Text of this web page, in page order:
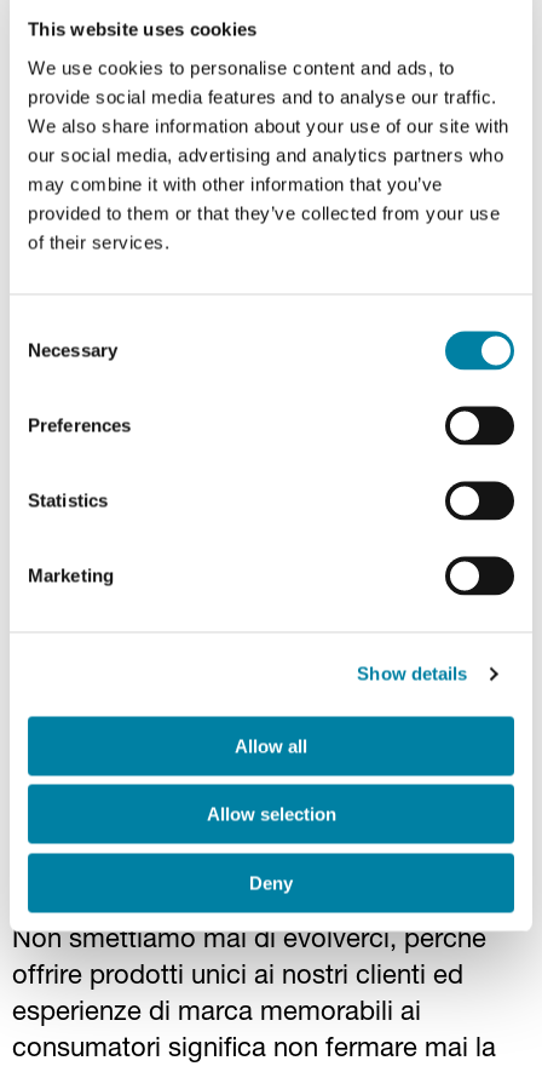
This website uses cookies
We use cookies to personalise content and ads, to
provide social media features and to analyse our traffic.
We also share information about your use of our site with
our social media, advertising and analytics partners who
may combine it with other information that you’ve
provided to them or that they’ve collected from your use
of their services.
Selection
Necessary
Preferences
Statistics
Marketing
Show details
Allow all
Allow selection
Deny
realizzare i loro obiettivi.
SCOPRI DI PIÙ
Competenze in continua
evoluzione
Non smettiamo mai di evolverci, perché
offrire prodotti unici ai nostri clienti ed
esperienze di marca memorabili ai
consumatori significa non fermare mai la